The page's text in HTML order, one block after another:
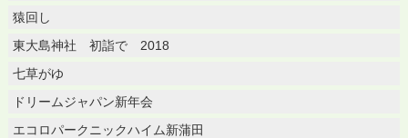
猿回し
東大島神社 初詣で 2018
七草がゆ
ドリームジャパン新年会
エコロパークニックハイム新蒲田